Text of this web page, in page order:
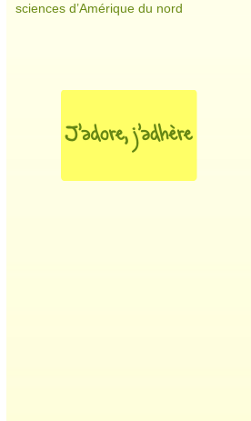
sciences d’Amérique du nord